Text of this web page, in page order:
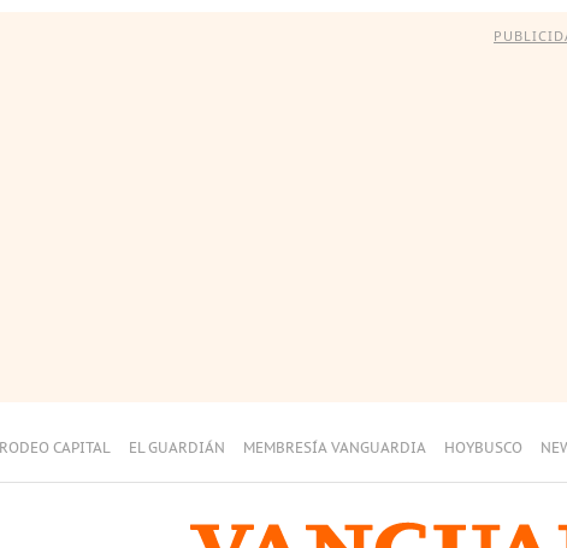
RODEO CAPITAL EL GUARDIÁN MEMBRESÍA VANGUARDIA HOYBUSCO